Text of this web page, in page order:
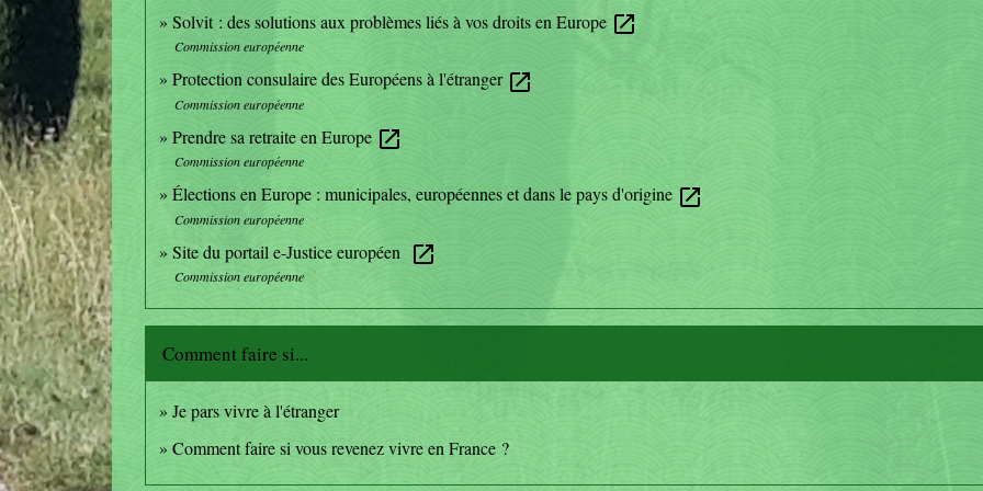
Solvit : des solutions aux problèmes liés à vos droits en Europe open_in_new
Commission européenne
Protection consulaire des Européens à l'étranger open_in_new
Commission européenne
Prendre sa retraite en Europe open_in_new
Commission européenne
Élections en Europe : municipales, européennes et dans le pays d'origine open_in_new
Commission européenne
Site du portail e-Justice européen open_in_new
Commission européenne
Comment faire si...
Je pars vivre à l'étranger
Comment faire si vous revenez vivre en France ?